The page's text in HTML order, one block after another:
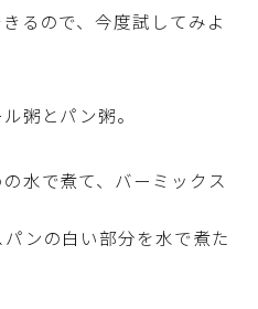
ィップ類
るので、今度試してみよ
粥とパン粥。
水で煮て、バーミックス
ンの白い部分を水で煮た